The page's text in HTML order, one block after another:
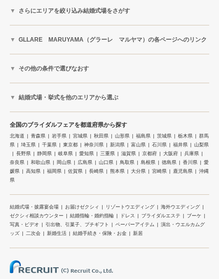
さらにエリアを絞り込み結婚式場をさがす
GLLARE MARUYAMA（グラーレ マルヤマ）の各ページへのリンク
その他の条件で選びなおす
結婚式場・挙式を他のエリアから選ぶ
全国のブライダルフェアを都道府県から探す
北海道 青森県 岩手県 宮城県 秋田県 山形県 福島県 茨城県 栃木県
群馬
県
埼玉県 千葉県 東京都 神奈川県 新潟県 富山県 石川県 福井県
山梨県
長野県
静岡県 岐阜県 愛知県 三重県 滋賀県 京都府 大阪府
兵庫県
奈良県
和歌山県 岡山県 広島県 山口県 鳥取県 島根県 徳島県 香川県
愛
媛県
高知県 福岡県 佐賀県 長崎県 熊本県 大分県 宮崎県 鹿児島県
沖縄
県
結婚式場・披露宴会場 お届けゼクシィ リゾートウエディング
海外ウエディング
ゼクシィ相談カウンター
結婚指輪・婚約指輪 ドレス ブライダルエステ
ブーケ
写真・ビデオ
引出物、引菓子、プチギフト ペーパーアイテム
演出・ウエルカムグ
ッズ
二次会 新婚生活 結婚手続き・保険・お金 新居